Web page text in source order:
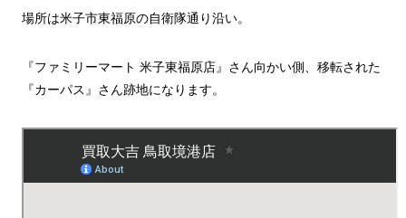
場所は米子市東福原の自衛隊通り沿い。
『ファミリーマート 米子東福原店』さん向かい側、移転された
『カーパス』さん跡地になります。